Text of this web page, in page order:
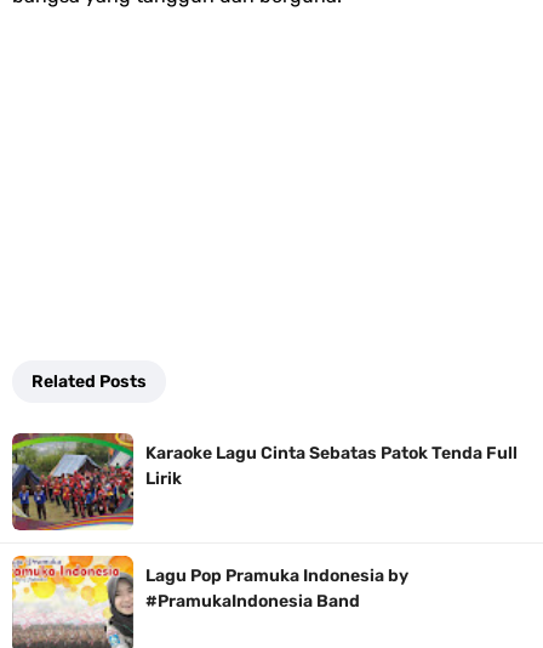
Related Posts
Karaoke Lagu Cinta Sebatas Patok Tenda Full
Lirik
Lagu Pop Pramuka Indonesia by
#PramukaIndonesia Band